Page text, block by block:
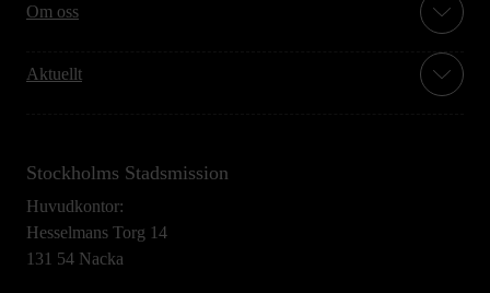
Om oss
Aktuellt
Stockholms Stadsmission
Huvudkontor:
Hesselmans Torg 14
131 54 Nacka